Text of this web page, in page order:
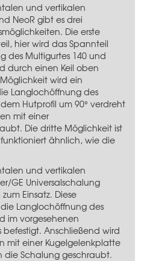
und vertikalen
NeoR gibt es drei
Die erste
hier wird das Spannteil
des Multigurtes 140 und
durch einen Keil oben
wird ein
Langlochöffnung des
Hutprofil um 90° verdreht
mit einer
Die dritte Möglichkeit ist
ähnlich, wie die
und vertikalen
GE Universalschalung
Einsatz. Diese
Langlochöffnung des
im vorgesehenen
befestigt. Anschließend wird
mit einer Kugelgelenkplatte
die Schalung geschraubt.